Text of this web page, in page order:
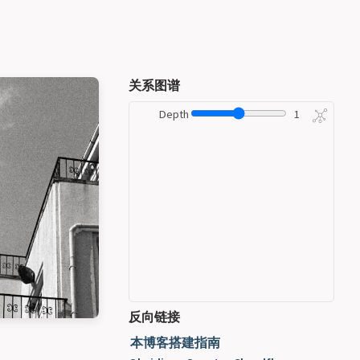
关系图谱
Depth 1
反向链接
本博客搭建指南